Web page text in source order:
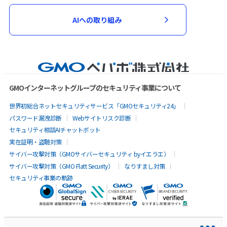
AIへの取り組み
GMOインターネットグループのセキュリティ事業について
世界初総合ネットセキュリティサービス「GMOセキュリティ24」
パスワード漏洩診断
Webサイトリスク診断
セキュリティ相談AIチャットボット
実在証明・盗聴対策
サイバー攻撃対策（GMOサイバーセキュリティ byイエラエ）
サイバー攻撃対策（GMO Flatt Security）
なりすまし対策
セキュリティ事業の軌跡